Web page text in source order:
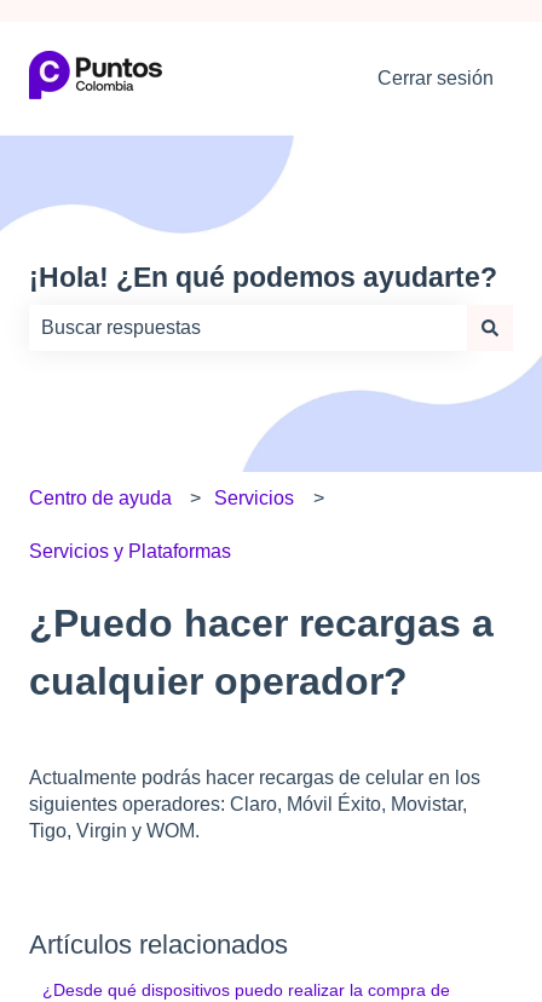
Cerrar sesión
¡Hola! ¿En qué podemos ayudarte?
No hay sugerencias porque el campo de búsqueda
Centro de ayuda Servicios
Servicios y Plataformas
¿Puedo hacer recargas a
cualquier operador?
Actualmente podrás hacer recargas de celular en los
siguientes operadores: Claro, Móvil Éxito, Movistar,
Tigo, Virgin y WOM.
Artículos relacionados
¿Desde qué dispositivos puedo realizar la compra de